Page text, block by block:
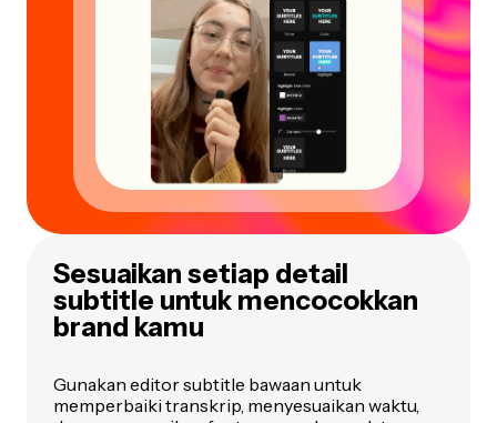
Sesuaikan setiap detail
subtitle untuk mencocokkan
brand kamu
Gunakan editor subtitle bawaan untuk
memperbaiki transkrip, menyesuaikan waktu,